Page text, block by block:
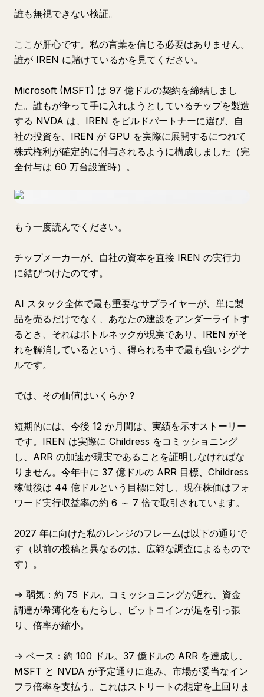
誰も無視できない検証。
ここが肝心です。私の言葉を信じる必要はありません。
誰が IREN に賭けているかを見てください。
Microsoft (MSFT) は 97 億ドルの契約を締結しまし
た。誰もが争って手に入れようとしているチップを製造
する NVDA は、IREN をビルドパートナーに選び、自
社の投資を、IREN が GPU を実際に展開するにつれて
株式権利が確定的に付与されるように構成しました（完
全付与は 60 万台設置時）。
もう一度読んでください。
チップメーカーが、自社の資本を直接 IREN の実行力
に結びつけたのです。
AI スタック全体で最も重要なサプライヤーが、単に製
品を売るだけでなく、あなたの建設をアンダーライトす
るとき、それはボトルネックが現実であり、IREN がそ
れを解消しているという、得られる中で最も強いシグナ
ルです。
では、その価値はいくらか？
短期的には、今後 12 か月間は、実績を示すストーリー
です。IREN は実際に Childress をコミッショニング
し、ARR の加速が現実であることを証明しなければな
りません。今年中に 37 億ドルの ARR 目標、Childress
稼働後は 44 億ドルという目標に対し、現在株価はフォ
ワード実行収益率の約 6 ～ 7 倍で取引されています。
2027 年に向けた私のレンジのフレームは以下の通りで
す（以前の投稿と異なるのは、広範な調査によるもので
す）。
→ 弱気：約 75 ドル。コミッショニングが遅れ、資金
調達が希薄化をもたらし、ビットコインが足を引っ張
り、倍率が縮小。
→ ベース：約 100 ドル。37 億ドルの ARR を達成し、
MSFT と NVDA が予定通りに進み、市場が妥当なイン
フラ倍率を支払う。これはストリートの想定を上回りま